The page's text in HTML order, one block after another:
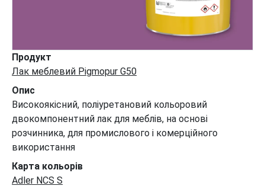
Продукт
Лак меблевий Pigmopur G50
Опис
Високоякісний, поліуретановий кольоровий
двокомпонентний лак для меблів, на основі
розчинника, для промислового і комерційного
використання
Карта кольорів
Adler NCS S